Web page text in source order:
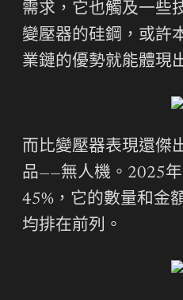
需求，它也觸及一些
變壓器的硅鋼，或許
業鏈的優勢就能體現
而比變壓器表現還傑
品——無人機。2025
45%，它的數量和金
均排在前列。